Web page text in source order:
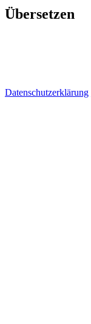
Übersetzen
Datenschutzerklärung